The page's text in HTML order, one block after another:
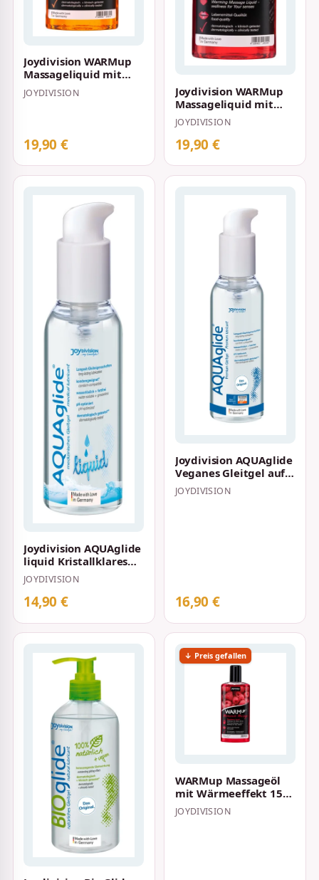
Joydivision WARMup
Massageliquid mit
Wärme-Effekt und
Mango/Maracuja A…
JOYDIVISION
19,90 €
Joydivision WARMup
Massageliquid mit
Wärme-Effekt und
Erdbeeraroma 150…
JOYDIVISION
19,90 €
Joydivision AQUAglide
liquid Kristallklares
Gleitgel auf
Wasserbasis 1…
JOYDIVISION
14,90 €
Joydivision AQUAglide
Veganes Gleitgel auf
Wasserbasis 125 ml
JOYDIVISION
16,90 €
↓ Preis gefallen
WARMup Massageöl
mit Wärmeeffekt 150
ml
JOYDIVISION